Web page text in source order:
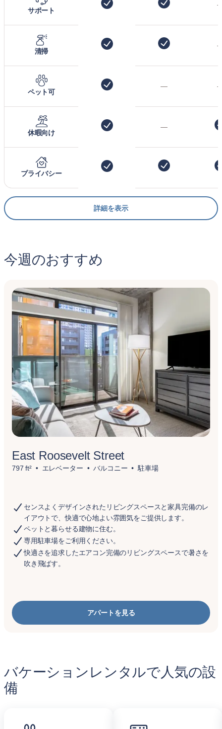
サポート
清掃
ペット可
—
休暇向け
—
プライバシー
詳細を表示
今週のおすすめ
East Roosevelt Street
797 ft² エレベーター バルコニー 駐車場
センスよくデザインされたリビングスペースと家具完備のレ
イアウトで、快適で心地よい雰囲気をご提供します。
ペットと暮らせる建物に住む。
専用駐車場をご利用ください。
快適さを追求したエアコン完備のリビングスペースで暑さを
吹き飛ばす。
アパートを見る
バケーションレンタルで人気の設
備